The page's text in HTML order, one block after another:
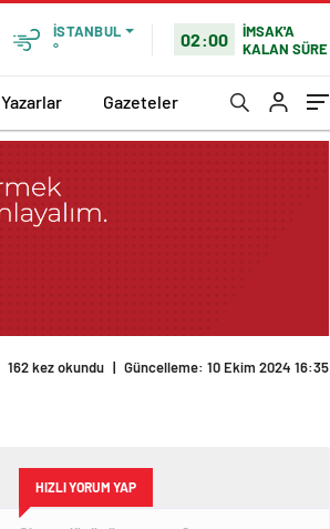
İSTANBUL
°
02:00
İMSAK'A
KALAN SÜRE
Yazarlar Gazeteler
162 kez okundu | Güncelleme: 10 Ekim 2024 16:35
HIZLI YORUM YAP